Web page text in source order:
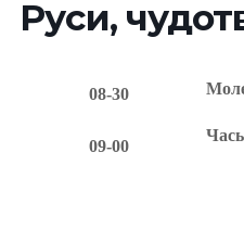
Руси,
08-30
09-00